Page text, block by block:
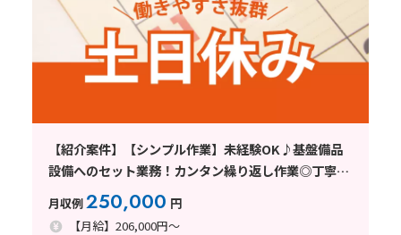
【紹介案件】【シンプル作業】未経験OK♪基盤備品
設備へのセット業務！カンタン繰り返し作業◎丁寧な
研修あり！
月収例250,000 円
【月給】206,000円～